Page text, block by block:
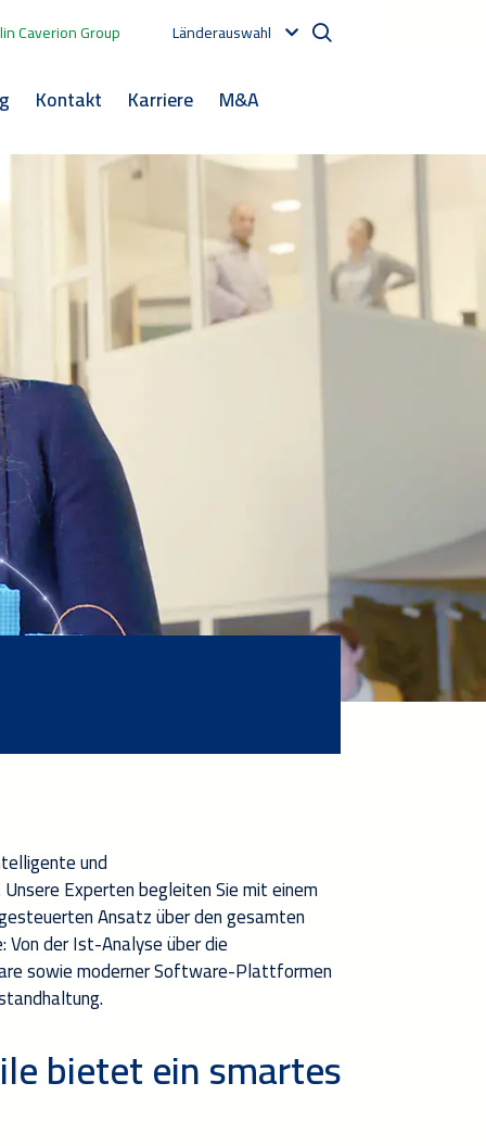
Caverion Group Länderauswahl
Kontakt Karriere M&A
und
Unsere Expertenbegleiten Siemit einem
Ansatzüber den gesamten
:Von der Ist-Analyse über die
sowiemodernerSoftware-Plattformen
bietet ein smartes